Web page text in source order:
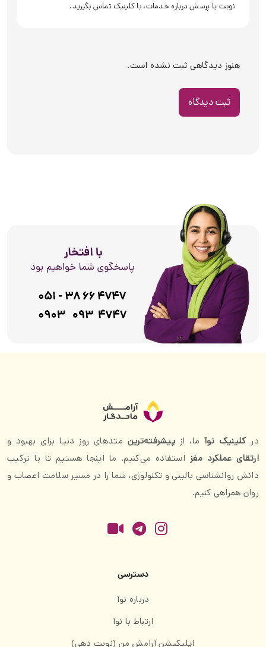
نوبت یا پرسش درباره خدمات، با کلینیک تماس بگیرید.
هنوز دیدگاهی ثبت نشده است.
ثبت دیدگاه
درکلینیک نوآما، از پیشرفته‌ترین متدهای روز دنیا برای بهبود و
ارتقای عملکرد مغز استفاده می‌کنیم. ما اینجا هستیم تا با ترکیب
دانش روانشناسی بالینی و تکنولوژی، شما را در مسیر سلامت اعصاب و
روان همراهی کنیم.
دسترسی
درباره نوآ
ارتباط با نوآ
اپلیکیشن آرامش من (نوبت دهی)